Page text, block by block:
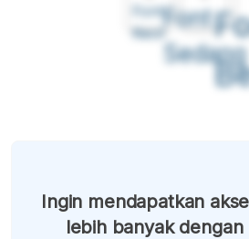
Font
Kecil
Font
Sedang
Ingin mendapatkan
lebih banyak